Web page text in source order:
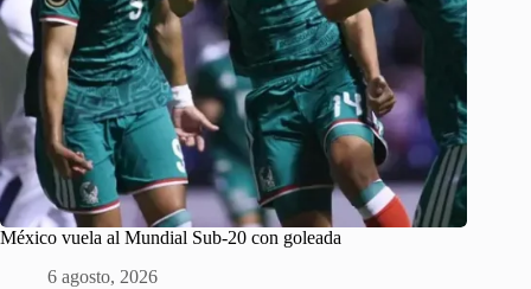
México vuela al Mundial Sub-20 con goleada
6 agosto, 2026